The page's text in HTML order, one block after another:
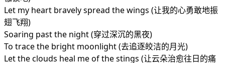
Let my heart bravely spread the wings (让我的心勇敢地振
翅飞翔)
Soaring past the night (穿过深沉的黑夜)
To trace the bright moonlight (去追逐皎洁的月光)
Let the clouds heal me of the stings (让云朵治愈往日的痛